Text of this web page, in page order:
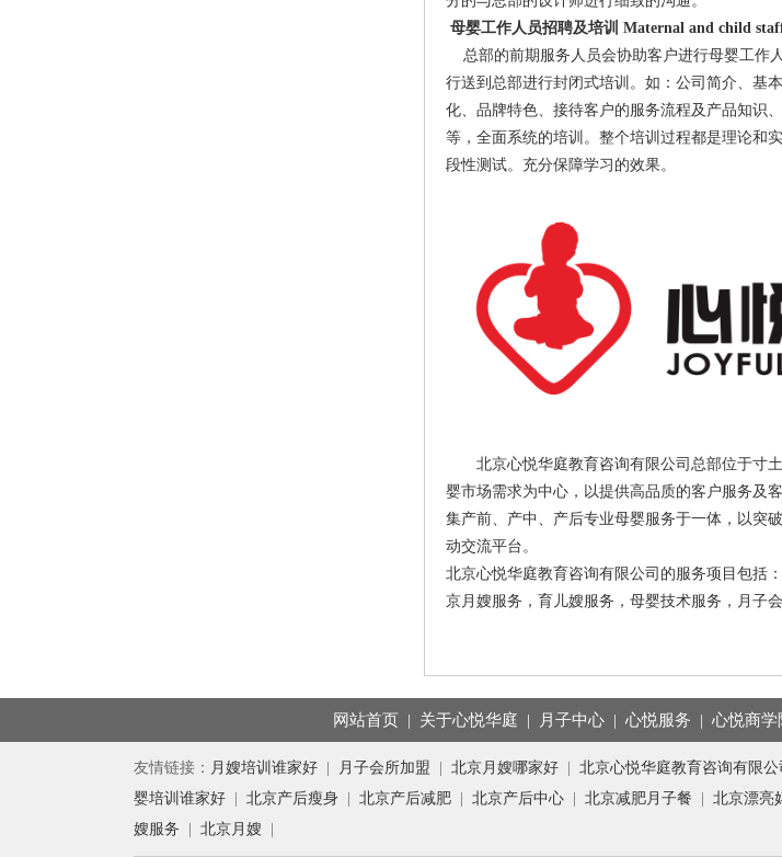
母婴工作人员招聘及培训 Maternal and child
总部的前期服务人员会协助客户进行母婴工作
行送到总部进行封闭式培训。如：公司简介、基
化、品牌特色、接待客户的服务流程及产品知识
等，全面系统的培训。整个培训过程都是理论和
段性测试。充分保障学习的效果。
北京心悦华庭教育咨询有限公司总部位于
婴市场需求为中心，以提供高品质的客户服务及
集产前、产中、产后专业母婴服务于一体，以突
动交流平台。
北京心悦华庭教育咨询有限公司的服务项目包括
京月嫂服务，育儿嫂服务，母婴技术服务，月子
网站首页| 关于心悦华庭 | 月子中心| 心悦服务 | 心悦商学
友情链接： 月嫂培训谁家好 月子会所加盟 北京月嫂哪家好 北京心悦华庭教育咨询有限公
婴培训谁家好
北京产后瘦身 北京产后减肥 北京产后中心 北京减肥月子餐 北京漂亮
嫂服务
北京月嫂